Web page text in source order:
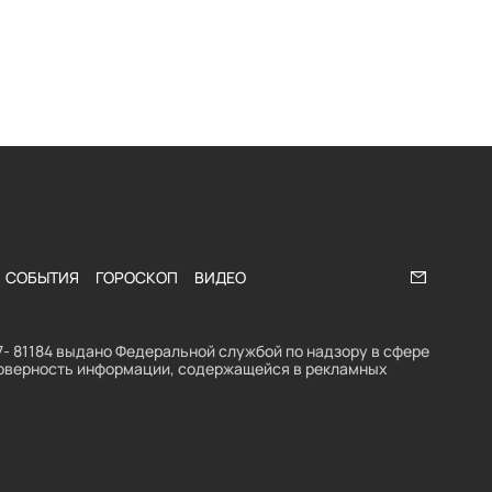
СОБЫТИЯ ГОРОСКОП ВИДЕО
выдано Федеральной службой по надзору в сфере
информации, содержащейся в рекламных